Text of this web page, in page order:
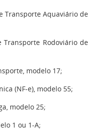
Transporte Aquaviário de
Transporte Rodoviário de
modelo 17;
(NF-e), modelo 55;
modelo 25;
1 ou 1-A;